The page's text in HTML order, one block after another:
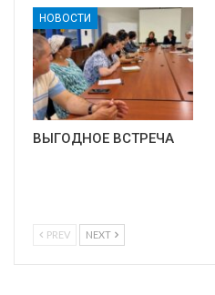
НОВОСТИ
ВЫГОДНОЕ ВСТРЕЧА
PREV NEXT